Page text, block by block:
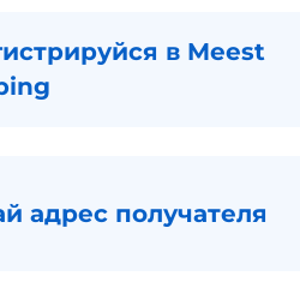
в Meest
адрес получателя